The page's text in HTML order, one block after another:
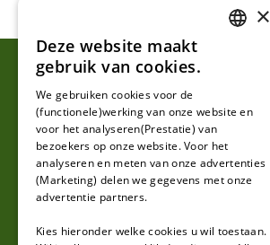
Klantenservice
Mijn account
Klantenservice
Contact
GERMAN
×
Deze website maakt
gebruik van cookies.
We gebruiken cookies voor de
(functionele)werking van onze website en
voor het analyseren(Prestatie) van
bezoekers op onze website. Voor het
analyseren en meten van onze advertenties
(Marketing) delen we gegevens met onze
advertentie partners.
Kies hieronder welke cookies u wil toestaan.